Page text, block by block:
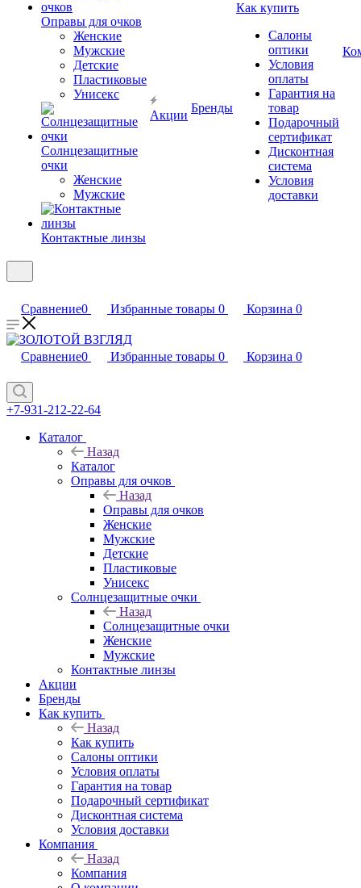
Оправы для очков
Женские
Мужские
Детские
Пластиковые
Унисекс
Солнцезащитные
очки
Женские
Мужские
Контактные линзы
Акции
Бренды
Как купить
Салоны
оптики
Условия
оплаты
Гарантия на
товар
Подарочный
сертификат
Дисконтная
система
Условия
доставки
Сравнение0 Избранные товары 0 Корзина 0
Сравнение0 Избранные товары 0 Корзина 0
+7-931-212-22-64
Каталог
Назад
Каталог
Оправы для очков
Назад
Оправы для очков
Женские
Мужские
Детские
Пластиковые
Унисекс
Солнцезащитные очки
Назад
Солнцезащитные очки
Женские
Мужские
Контактные линзы
Акции
Бренды
Как купить
Назад
Как купить
Салоны оптики
Условия оплаты
Гарантия на товар
Подарочный сертификат
Дисконтная система
Условия доставки
Компания
Назад
Компания